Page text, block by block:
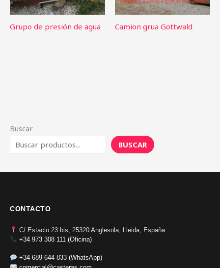
Buscar
BUSCAR
Grupo de presión de agua Camion grua Gottwald
CONTACTO
C/ Estacio 23 bis, 25320 Anglesola, Lleida, España
+34 973 308 111 (Oficina)
+34 689 644 833 (WhatsApp)